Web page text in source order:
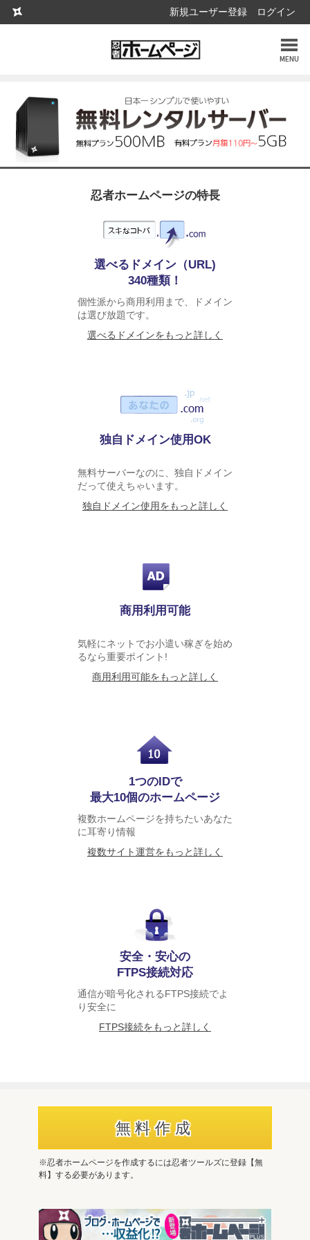
新規ユーザー登録 ログイン
忍者ホームページの特長
選べるドメイン（URL)
340種類！
個性派から商用利用まで、ドメイン
は選び放題です。
選べるドメインをもっと詳しく
独自ドメイン使用OK
無料サーバーなのに、独自ドメイン
だって使えちゃいます。
独自ドメイン使用をもっと詳しく
商用利用可能
気軽にネットでお小遣い稼ぎを始め
るなら重要ポイント!
商用利用可能をもっと詳しく
1つのIDで
最大10個のホームページ
複数ホームページを持ちたいあなた
に耳寄り情報
複数サイト運営をもっと詳しく
安全・安心の
FTPS接続対応
通信が暗号化されるFTPS接続でよ
り安全に
FTPS接続をもっと詳しく
無料作成
※忍者ホームページを作成するには忍者ツールズに登録【無
料】する必要があります。
MENU︎